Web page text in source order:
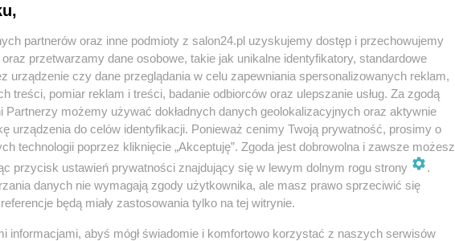
partnerów oraz inne podmioty z salon24.pl uzyskujemy dostęp i przechowujemy
przetwarzamy dane osobowe, takie jak unikalne identyfikatory, standardowe
urządzenie czy dane przeglądania w celu zapewniania spersonalizowanych reklam,
treści, pomiar reklam i treści, badanie odbiorców oraz ulepszanie usług. Za zgodą
Partnerzy możemy używać dokładnych danych geolokalizacyjnych oraz aktywnie
urządzenia do celów identyfikacji. Ponieważ cenimy Twoją prywatność, prosimy o
technologii poprzez kliknięcie „Akceptuję”. Zgoda jest dobrowolna i zawsze możesz
przycisk ustawień prywatności znajdujący się w lewym dolnym rogu strony
.
danych nie wymagają zgody użytkownika, ale masz prawo sprzeciwić się
będą miały zastosowania tylko na tej witrynie.
informacjami, abyś mógł świadomie i komfortowo korzystać z naszych serwisów